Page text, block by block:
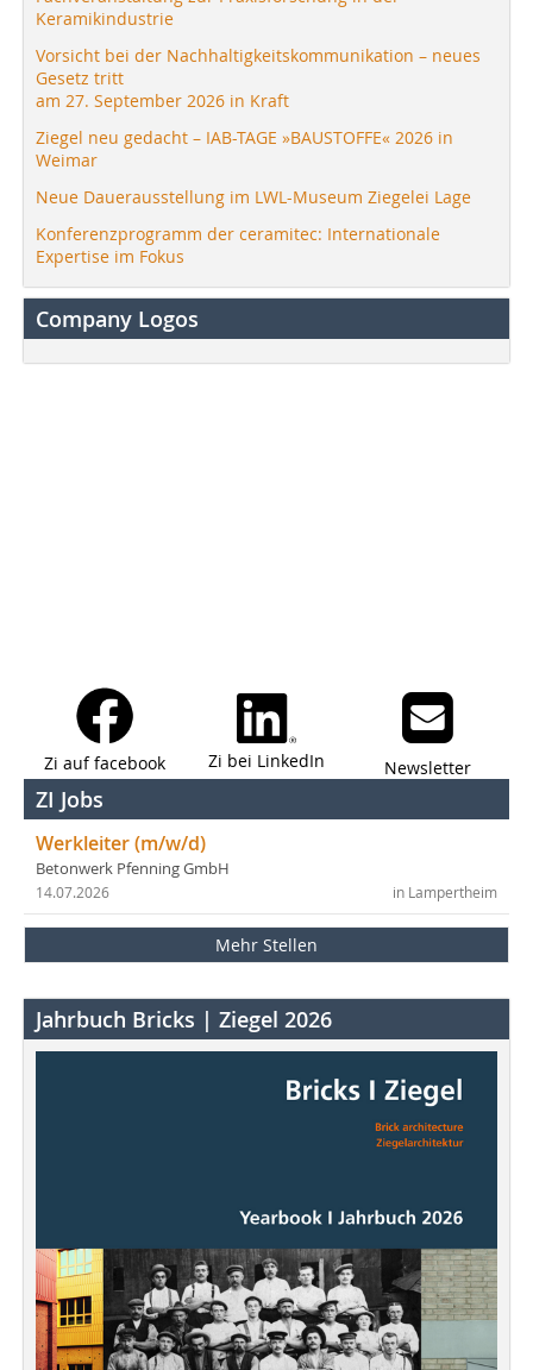
Keramikindustrie
Vorsicht bei der Nachhaltigkeitskommunikation – neues
Gesetz tritt
am 27. September 2026 in Kraft
Ziegel neu gedacht – IAB-TAGE »BAUSTOFFE« 2026 in
Weimar
Neue Dauerausstellung im LWL-Museum Ziegelei Lage
Konferenzprogramm der ceramitec: Internationale
Expertise im Fokus
Company Logos
Zi auf facebook Zi bei LinkedIn Newsletter
ZI Jobs
Werkleiter (m/w/d)
Betonwerk Pfenning GmbH
in Lampertheim
14.07.2026
Mehr Stellen
Jahrbuch Bricks | Ziegel 2026